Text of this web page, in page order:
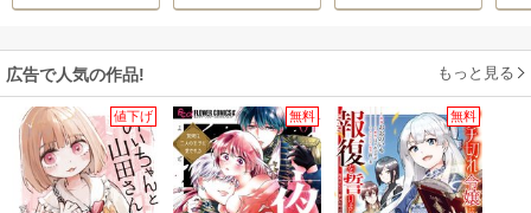
広告で人気の作品! もっと見る
値下げ 無料 無料